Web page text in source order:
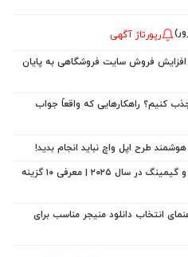
رپورتاژ آگهی
افزایش فروش سایت فروشگاهی به پایان
کنیم؟ راهکارهایی که واقعاً جواب
مناسب‌ترین کارت گرافیک برای بازی و گیمینگ در سال ۲۰۲۵ | معرفی ۱۰ گزینه
انتخاب دانلود منیجر مناسب برای